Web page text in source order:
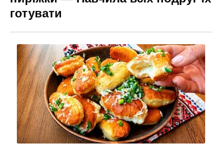
готувати